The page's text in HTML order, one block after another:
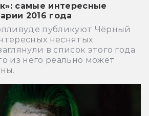
самые интересные
2016 года
публикуют Чёрный
неснятых
в список этого года
из него реально может